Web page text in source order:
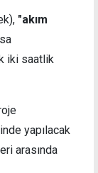
"akım
iki saatlik
yapılacak
arasında